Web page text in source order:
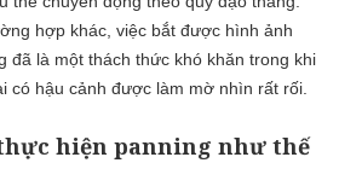
hợp khác, việc bắt được hình ảnh
đã là một thách thức khó khăn trong khi
có hậu cảnh được làm mờ nhìn rất rối.
hiện panning như thế